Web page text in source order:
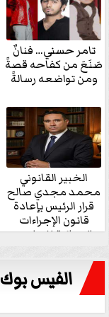
تامر حسني… فنانٌ
صَنَعَ من كفاحه قصةً
ومن تواضعه رسالةً
الخبير القانوني
محمد مجدي صالح
قرار الرئيس بإعادة
قانون الإجراءات
الجنائية للنواب...
الفيس بوك